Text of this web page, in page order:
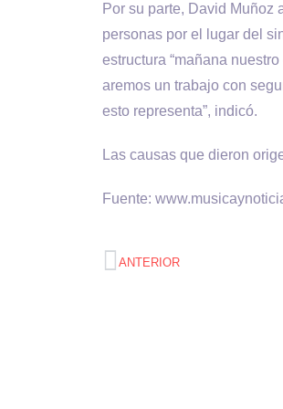
Por su parte, David Muñoz
personas por el lugar del
estructura “mañana
aremos un trabajo con
esto representa”, indicó.
Las causas que dieron
Fuente:
ANTERIOR